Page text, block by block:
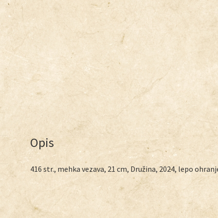
Opis
416 str., mehka vezava, 21 cm, Družina, 2024, lepo